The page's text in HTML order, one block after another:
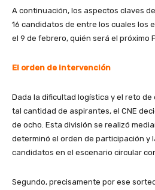
A continuación, los aspectos claves
16 candidatos de entre los cuales los
el 9 de febrero, quién será el próximo
El orden de intervención
Dada la dificultad logística y el reto
tal cantidad de aspirantes, el CNE
de ocho. Esta división se realizó
determinó el orden de participación y
candidatos en el escenario circular
Segundo, precisamente por ese